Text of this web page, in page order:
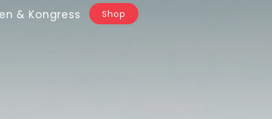
& Kongress Shop